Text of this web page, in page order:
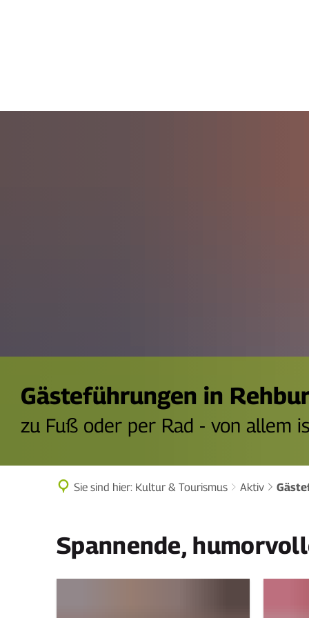
Gästeführungen in
zu Fuß oder per Rad - von allem
Sie sind hier: Kultur & Tourismus Aktiv
Gästeführungen
Spannende,